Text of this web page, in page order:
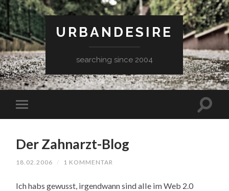
URBANDESIRE
searching since 2004
Der Zahnarzt-Blog
18.02.2006 / 1 KOMMENTAR
Ich habs gewusst, irgendwann sind alle im Web 2.0